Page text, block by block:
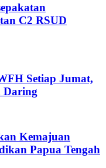
C2 RSUD
Setiap Jumat,
Daring
Kemajuan
Papua Tengah